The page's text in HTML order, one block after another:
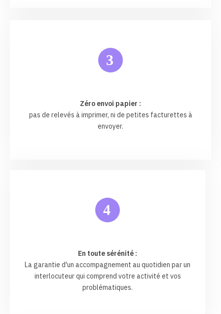
3
Zéro envoi papier :
pas de relevés à imprimer, ni de petites facturettes à
envoyer.
4
En toute sérénité :
La garantie d'un accompagnement au quotidien par un
interlocuteur qui comprend votre activité et vos
problématiques.